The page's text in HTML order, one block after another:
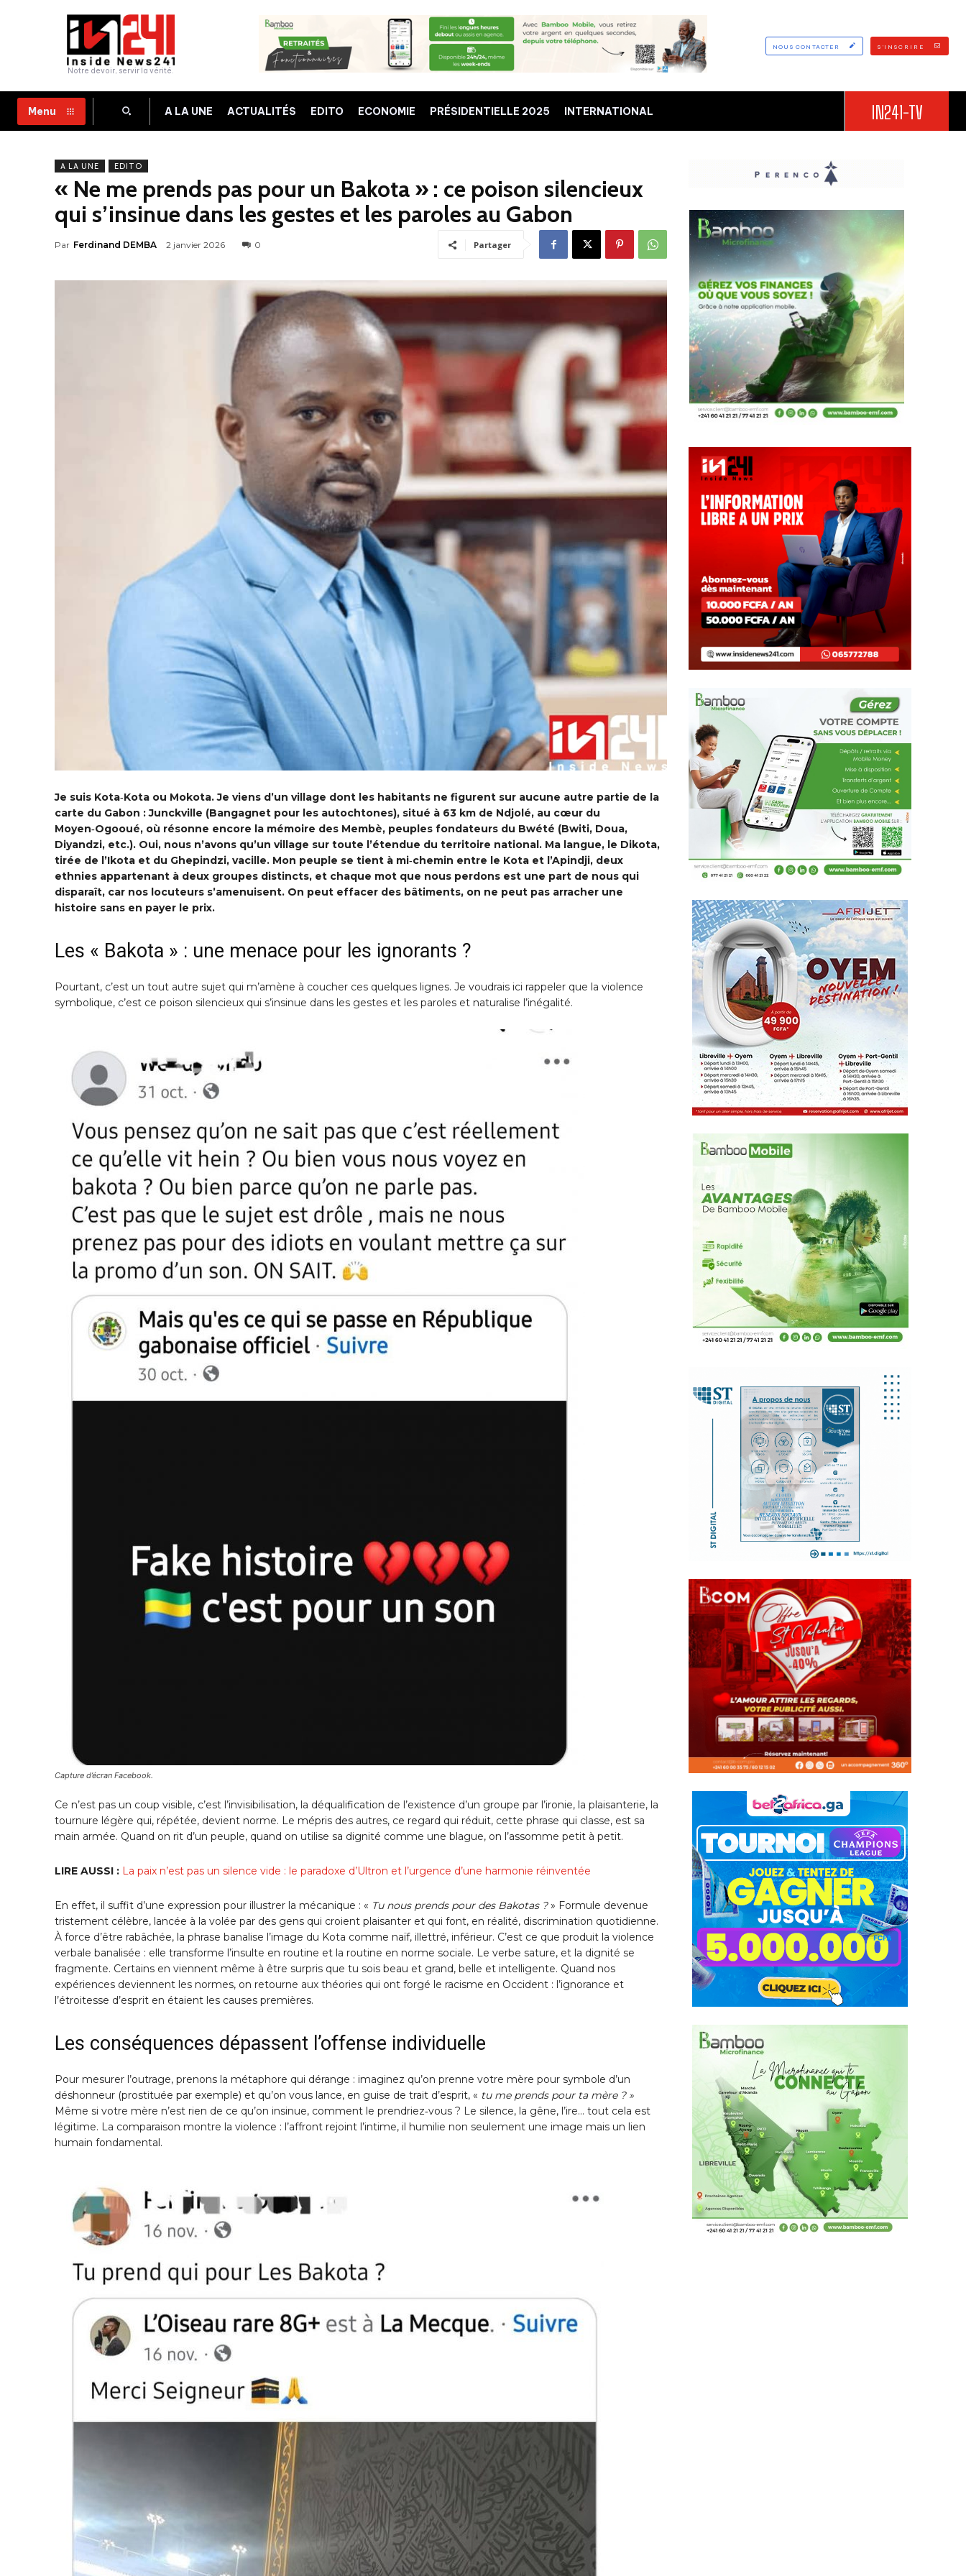
Notre devoir, servir la vérité.
NOUS CONTACTER S'INSCRIRE
Menu A LA UNE ACTUALITÉS EDITO ECONOMIE PRÉSIDENTIELLE 2025 INTERNATIONAL IN241-TV
A LA UNE EDITO
« Ne me prends pas pour un Bakota » : ce poison silencieux
qui s’insinue dans les gestes et les paroles au Gabon
Par Ferdinand DEMBA 2 janvier 2026 0 Partager
Je suis Kota‑Kota ou Mokota. Je viens d’un village dont les habitants ne figurent sur aucune autre partie de la
carte du Gabon : Junckville (Bangagnet pour les autochtones), situé à 63 km de Ndjolé, au cœur du
Moyen‑Ogooué, où résonne encore la mémoire des Membè, peuples fondateurs du Bwété (Bwiti, Doua,
Diyandzi, etc.). Oui, nous n’avons qu’un village sur toute l’étendue du territoire national. Ma langue, le Dikota,
tirée de l’Ikota et du Ghepindzi, vacille. Mon peuple se tient à mi‑chemin entre le Kota et l’Apindji, deux
ethnies appartenant à deux groupes distincts, et chaque mot que nous perdons est une part de nous qui
disparaît, car nos locuteurs s’amenuisent. On peut effacer des bâtiments, on ne peut pas arracher une
histoire sans en payer le prix.
Les « Bakota » : une menace pour les ignorants ?
Pourtant, c’est un tout autre sujet qui m’amène à coucher ces quelques lignes. Je voudrais ici rappeler que la violence
symbolique, c’est ce poison silencieux qui s’insinue dans les gestes et les paroles et naturalise l’inégalité.
Capture d’écran Facebook.
Ce n’est pas un coup visible, c’est l’invisibilisation, la déqualification de l’existence d’un groupe par l’ironie, la plaisanterie, la
tournure légère qui, répétée, devient norme. Le mépris des autres, ce regard qui réduit, cette phrase qui classe, est sa
main armée. Quand on rit d’un peuple, quand on utilise sa dignité comme une blague, on l’assomme petit à petit.
LIRE AUSSI : La paix n’est pas un silence vide : le paradoxe d’Ultron et l’urgence d’une harmonie réinventée
En effet, il suffit d’une expression pour illustrer la mécanique : « Tu nous prends pour des Bakotas ?» Formule devenue
tristement célèbre, lancée à la volée par des gens qui croient plaisanter et qui font, en réalité, discrimination quotidienne.
À force d’être rabâchée, la phrase banalise l’image du Kota comme naïf, illettré, inférieur. C’est ce que produit la violence
verbale banalisée : elle transforme l’insulte en routine et la routine en norme sociale. Le verbe sature, et la dignité se
fragmente. Certains en viennent même à être surpris que tu sois beau et grand, belle et intelligente. Quand nos
expériences deviennent les normes, on retourne aux théories qui ont forgé le racisme en Occident : l’ignorance et
l’étroitesse d’esprit en étaient les causes premières.
Les conséquences dépassent l’offense individuelle
Pour mesurer l’outrage, prenons la métaphore qui dérange : imaginez qu’on prenne votre mère pour symbole d’un
déshonneur (prostituée par exemple) et qu’on vous lance, en guise de trait d’esprit, « tu me prends pour ta mère ? »
Même si votre mère n’est rien de ce qu’on insinue, comment le prendriez‑vous ? Le silence, la gêne, l’ire… tout cela est
légitime. La comparaison montre la violence : l’affront rejoint l’intime, il humilie non seulement une image mais un lien
humain fondamental.